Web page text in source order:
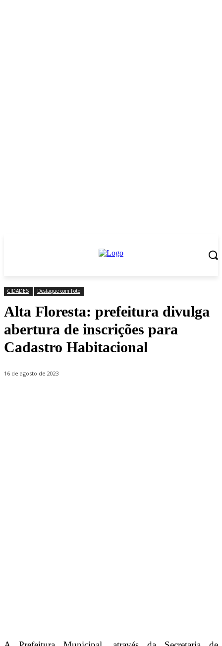
CIDADES Destaque com Foto
Alta Floresta: prefeitura divulga
abertura de inscrições para
Cadastro Habitacional
16 de agosto de 2023